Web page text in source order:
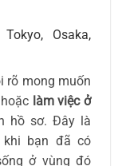
Osaka,
rõ mong muốn
hoặc làm việc ở
hồ sơ. Đây là
khi bạn đã có
ở vùng đó